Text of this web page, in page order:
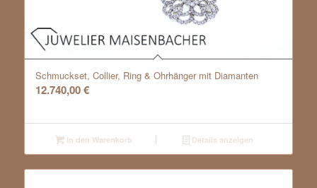
Schmuckset, Collier, Ring & Ohrhänger mit Diamanten
12.740,00€
In den Warenkorb Details anzeigen